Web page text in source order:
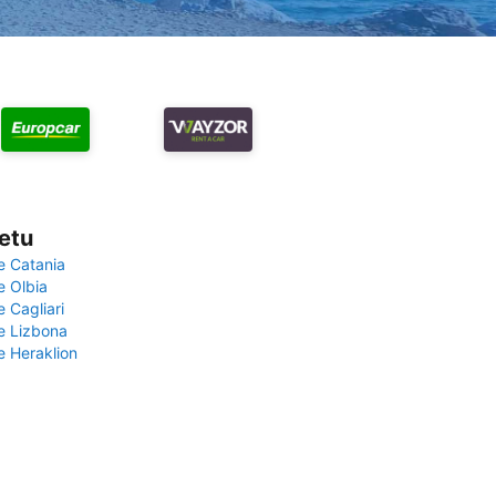
Catania
Olbia
Cagliari
Lizbona
Heraklion